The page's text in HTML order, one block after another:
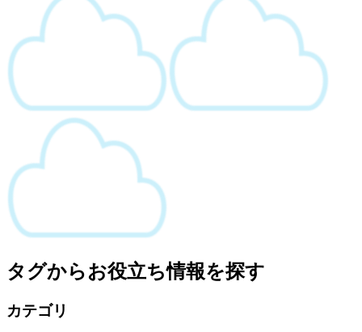
タグからお役立ち情報を探す
カテゴリ